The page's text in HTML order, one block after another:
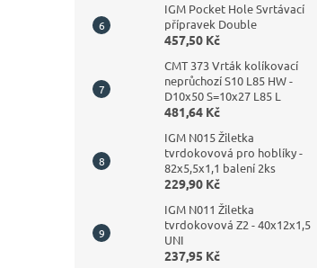
IGM Pocket Hole Svrtávací
přípravek Double
457,50 Kč
CMT 373 Vrták kolíkovací
neprůchozí S10 L85 HW -
D10x50 S=10x27 L85 L
481,64 Kč
IGM N015 Žiletka
tvrdokovová pro hoblíky -
82x5,5x1,1 balení 2ks
229,90 Kč
IGM N011 Žiletka
tvrdokovová Z2 - 40x12x1,5
UNI
237,95 Kč